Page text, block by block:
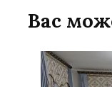
Вас